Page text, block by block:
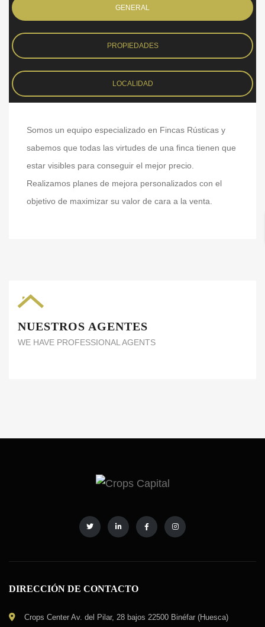
GENERAL
PROPIEDADES
LOCALIDAD
Somos un equipo especializado en Fincas Rústicas y
sabemos que todas las virtudes de una finca tienen que
estar visibles para conseguir el mejor precio.
Realizamos planes de mejora personalizados con el
objetivo de maximizar su valor de cara a la venta.
NUESTROS AGENTES
WE HAVE PROFESSIONAL AGENTS
DIRECCIÓN DE CONTACTO
Crops Center Av. del Pilar, 28 bajos 22500 Binéfar (Huesca)